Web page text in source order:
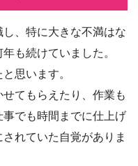
、特に大きな不満はな
も続けていました。
思います。
てもらえたり、作業も
でも時間までに仕上げ
れていた自覚がありま